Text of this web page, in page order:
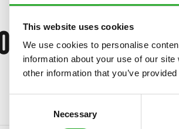
This website uses cookies
We use cookies to personalise
information about your use of our
other information that you’ve
Necessary
COMPATÍVEIS
CompatívelCompatívelCompatívelCompatívelCompatívelCompatívelCompatívelCompatívelCompatívelCompatívelCompatívelCompatívelCompatível